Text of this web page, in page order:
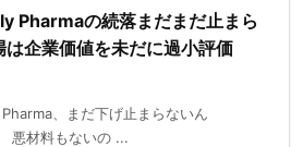
Pharmaの続落まだまだ止まら
は企業価値を未だに過小評価
、まだ下げ止まらないん
悪材料もないの ...